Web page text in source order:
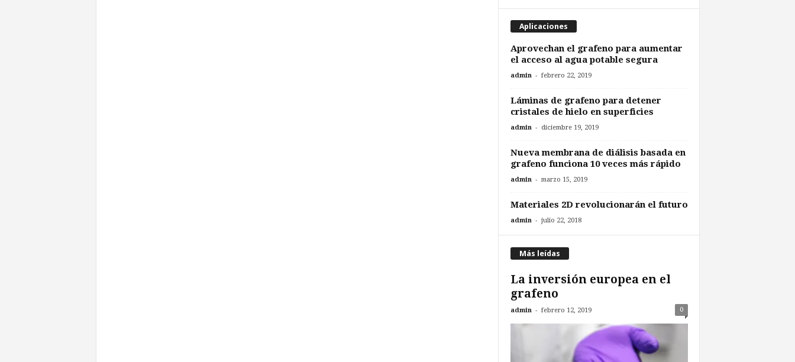
Aplicaciones
Aprovechan el grafeno para aumentar
el acceso al agua potable segura
admin - febrero 22, 2019
Láminas de grafeno para detener
cristales de hielo en superficies
admin - diciembre 19, 2019
Nueva membrana de diálisis basada en
grafeno funciona 10 veces más rápido
admin - marzo 15, 2019
Materiales 2D revolucionarán el futuro
admin - julio 22, 2018
Más leídas
La inversión europea en el
grafeno
admin - febrero 12, 2019 0